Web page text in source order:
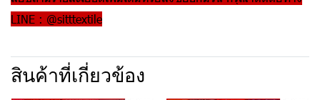
LINE : @sitttextile
สินค้าที่เกี่ยวข้อง